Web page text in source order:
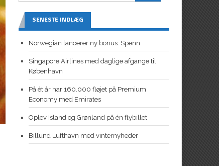
SENESTE INDLÆG
Norwegian lancerer ny bonus: Spenn
Singapore Airlines med daglige afgange til
København
På ét år har 160.000 fløjet på Premium
Economy med Emirates
Oplev Island og Grønland på én flybillet
Billund Lufthavn med vinternyheder